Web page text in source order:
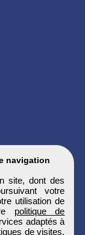
navigation
site, dont des
votre
utilisation de
politique de
adaptés à
de visites.